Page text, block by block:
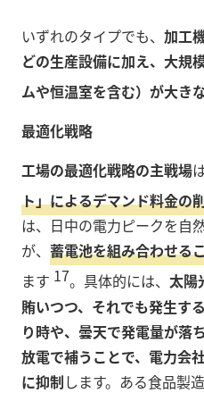
いずれのタイプでも、 加工
どの生産設備に加え、大規
ムや恒温室を含む）が大き
最適化戦略
工場の最適化戦略の主戦場
ト」によるデマンド料金の
は、日中の電力ピークを自
が、 蓄電池を組み合わせる
ます 17。具体的には、 太陽
賄いつつ、それでも発生す
り時や、曇天で発電量が落
放電で補うことで、電力会
に抑制します。ある食品製